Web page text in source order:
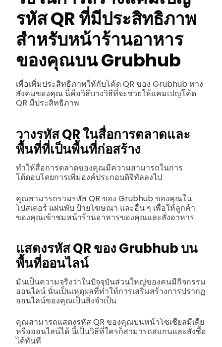
รหัส QR ที่มีประสิทธิภาพ
สำหรับหน้าร้านอาหาร
ของคุณบน Grubhub
เพื่อเพิ่มประสิทธิภาพให้กับโค้ด QR ของ Grubhub ทาง
สังคมของคุณ นี่คือวิธีบางวิธีที่จะช่วยให้แคมเปญโค้ด
QR มีประสิทธิภาพ
วางรหัส QR ในสื่อการตลาดและ
พื้นที่ที่เป็นพื้นที่ก่อสร้าง
ทำให้สื่อการตลาดของคุณมีความสามารถในการ
โต้ตอบโดยการเพิ่มองค์ประกอบดิจิทัลลงไป
คุณสามารถรวมรหัส QR ของ Grubhub ของคุณใน
โปสเตอร์ แผ่นพับ ป้ายโฆษณา และอื่น ๆ เพื่อให้ลูกค้า
ของคุณเข้าชมหน้าร้านอาหารของคุณและสั่งอาหาร
แสดงรหัส QR ของ Grubhub บน
พื้นที่ออนไลน์
มันเป็นความจริงว่าในปัจจุบันส่วนใหญ่ของคนมีกิจกรรม
ออนไลน์ นั่นเป็นเหตุผลที่ทำให้การเสริมสร้างการปรากฏ
ออนไลน์ของคุณเป็นสิ่งจำเป็น
คุณสามารถแสดงรหัส QR ของคุณบนหน้าโซเชียลมีเดีย
หรือออนไลน์ได้ นี้เป็นวิธีที่ใครก็สามารถสแกนและสั่งซื้อ
ได้ทันที